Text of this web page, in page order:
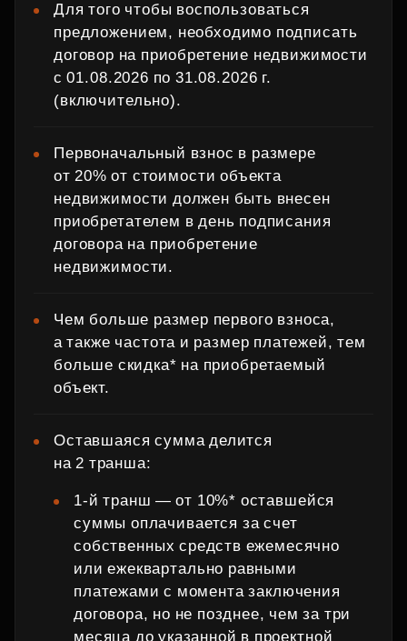
Для того чтобы воспользоваться
предложением, необходимо подписать
договор на приобретение недвижимости
с 01.08.2026 по 31.08.2026 г.
(включительно).
Первоначальный взнос в размере
от 20% от стоимости объекта
недвижимости должен быть внесен
приобретателем в день подписания
договора на приобретение
недвижимости.
Чем больше размер первого взноса,
а также частота и размер платежей, тем
больше скидка* на приобретаемый
объект.
Оставшаяся сумма делится
на 2 транша:
1‑й транш — от 10%* оставшейся
суммы оплачивается за счет
собственных средств ежемесячно
или ежеквартально равными
платежами с момента заключения
договора, но не позднее, чем за три
месяца до указанной в проектной